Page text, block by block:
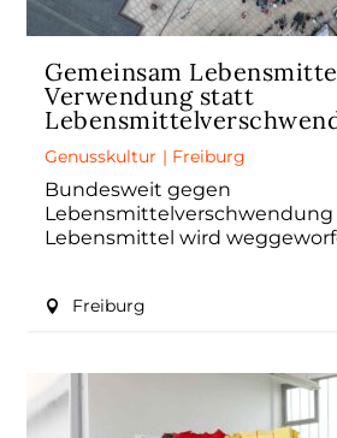
Gemeinsam
Verwendung statt
Genusskultur | Freiburg
Bundesweit gegen
Lebensmittelverschwendung
Lebensmittel wird
Freiburg